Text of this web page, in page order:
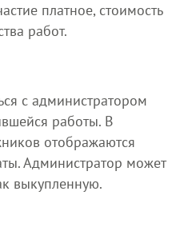
платное, стоимость
работ.
с администратором
работы. В
отображаются
Администратор может
выкупленную.